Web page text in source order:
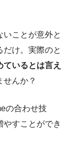
ことが意外と
け。実際のと
いるとは言え
せんか？
の合わせ技
やすことができ